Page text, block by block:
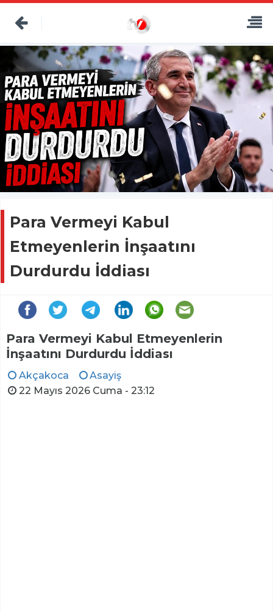
Para Vermeyi Kabul
Etmeyenlerin İnşaatını
Durdurdu İddiası
Para Vermeyi Kabul Etmeyenlerin
İnşaatını Durdurdu İddiası
Akçakoca
Asayiş
22 Mayıs 2026 Cuma - 23:12